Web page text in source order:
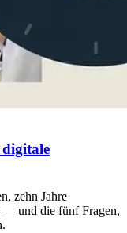
zehn Jahre
— und die fünf Fragen,